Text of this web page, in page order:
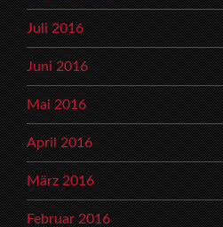
Juli 2016
Juni 2016
Mai 2016
April 2016
März 2016
Februar 2016